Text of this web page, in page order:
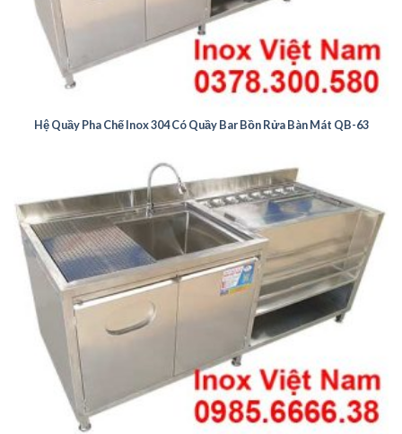
Hệ Quầy Pha Chế Inox 304 Có Quầy Bar Bồn Rửa Bàn Mát QB-63